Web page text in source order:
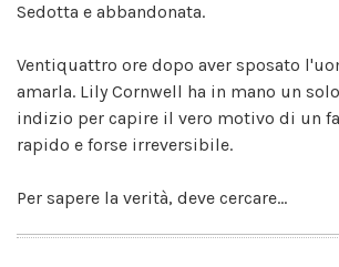
Sedotta e abbandonata.
Ventiquattro ore dopo aver sposato
amarla. Lily Cornwell ha in mano un
indizio per capire il vero motivo di un
rapido e forse irreversibile.
Per sapere la verità, deve cercare...